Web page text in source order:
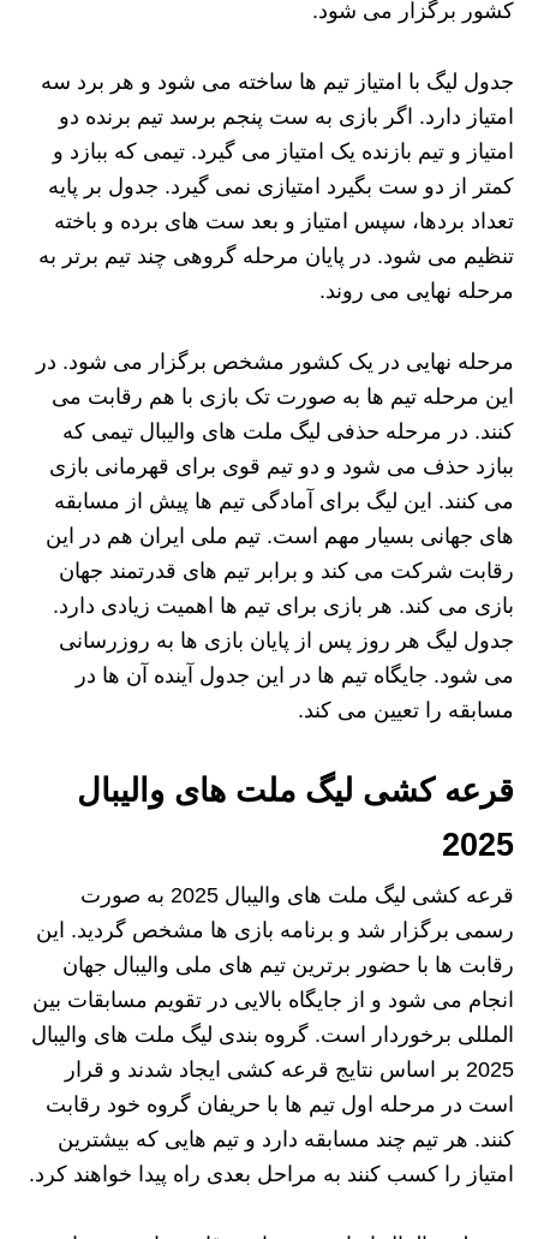
کشور برگزار می‌ شود.
جدول لیگ با امتیاز تیم‌ ها ساخته می‌ شود و هر برد سه
امتیاز دارد. اگر بازی به ست پنجم برسد تیم برنده دو
امتیاز و تیم بازنده یک امتیاز می‌ گیرد. تیمی که ببازد و
کمتر از دو ست بگیرد امتیازی نمی‌ گیرد. جدول بر پایه
تعداد بردها، سپس امتیاز و بعد ست‌ های برده و باخته
تنظیم می‌ شود. در پایان مرحله گروهی چند تیم برتر به
مرحله نهایی می‌ روند.
مرحله نهایی در یک کشور مشخص برگزار می‌ شود. در
این مرحله تیم‌ ها به صورت تک بازی با هم رقابت می‌
کنند. در مرحله حذفی لیگ ملت های والیبال تیمی که
ببازد حذف می‌ شود و دو تیم قوی برای قهرمانی بازی
می‌ کنند. این لیگ برای آمادگی تیم‌ ها پیش از مسابقه‌
های جهانی بسیار مهم است. تیم ملی ایران هم در این
رقابت شرکت می‌ کند و برابر تیم‌ های قدرتمند جهان
بازی می‌ کند. هر بازی برای تیم‌ ها اهمیت زیادی دارد.
جدول لیگ هر روز پس از پایان بازی‌ ها به روزرسانی
می‌ شود. جایگاه تیم‌ ها در این جدول آینده آن‌ ها در
مسابقه را تعیین می‌ کند.
قرعه کشی لیگ ملت‌ های والیبال
2025
قرعه‌ کشی لیگ ملت‌ های والیبال 2025 به صورت
رسمی برگزار شد و برنامه بازی‌ ها مشخص گردید. این
رقابت‌ ها با حضور برترین تیم‌ های ملی والیبال جهان
انجام می‌ شود و از جایگاه بالایی در تقویم مسابقات بین‌
المللی برخوردار است. گروه بندی لیگ ملت های والیبال
2025 بر اساس نتایج قرعه‌ کشی ایجاد شدند و قرار
است در مرحله اول تیم ها با حریفان گروه خود رقابت
کنند. هر تیم چند مسابقه دارد و تیم‌ هایی که بیشترین
امتیاز را کسب کنند به مراحل بعدی راه پیدا خواهند کرد.